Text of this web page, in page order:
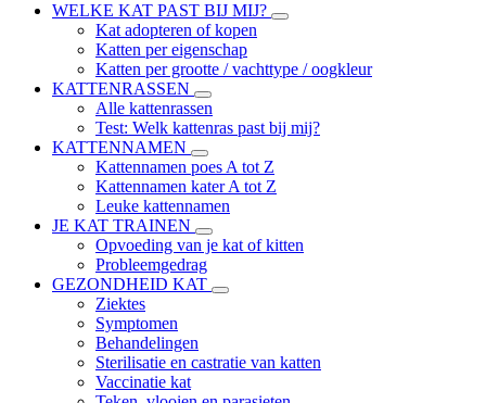
WELKE KAT PAST BIJ MIJ?
Kat adopteren of kopen
Katten per eigenschap
Katten per grootte / vachttype / oogkleur
KATTENRASSEN
Alle kattenrassen
Test: Welk kattenras past bij mij?
KATTENNAMEN
Kattennamen poes A tot Z
Kattennamen kater A tot Z
Leuke kattennamen
JE KAT TRAINEN
Opvoeding van je kat of kitten
Probleemgedrag
GEZONDHEID KAT
Ziektes
Symptomen
Behandelingen
Sterilisatie en castratie van katten
Vaccinatie kat